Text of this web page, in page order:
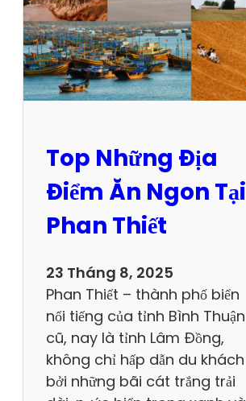
ư
ỡ
n
g
T
ư
ở
n
T
ạ
i
H
à
G
Top Những Địa
Điểm Ăn Ngon Tại
Phan Thiết
23 Tháng 8, 2025
Phan Thiết – thành phố biển
nổi tiếng của tỉnh Bình Thuận
cũ, nay là tỉnh Lâm Đồng,
không chỉ hấp dẫn du khách
bởi những bãi cát trắng trải